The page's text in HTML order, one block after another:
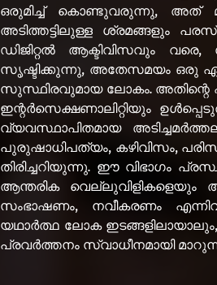
ഒരുമിച്ച് കൊണ്ടുവരുന്നു, അത്
അടിത്തട്ടിലുള്ള ശ്രമങ്ങളും
ഡിജിറ്റൽ ആക്ടിവിസവും
സൃഷ്ടിക്കുന്നു, അതേസമയം ഒരു
സുസ്ഥിരവുമായ ലോകം.
ഇന്റർസെക്ഷണാലിറ്റിയും
വ്യവസ്ഥാപിതമായ
പുരുഷാധിപത്യം, കഴിവിസം,
തിരിച്ചറിയുന്നു. ഈ വിഭാഗം
ആന്തരിക വെല്ലുവിളികളെയും
സംഭാഷണം, നവീകരണം
യഥാർത്ഥ ലോക
പ്രവർത്തനം സ്വാധീനമായി